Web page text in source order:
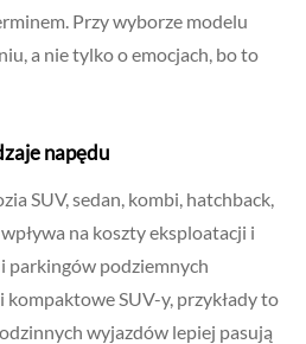
Przy wyborze modelu
a nie tylko o emocjach, bo to
napędu
SUV, sedan, kombi, hatchback,
na koszty eksploatacji i
parkingów podziemnych
kompaktowe SUV-y, przykłady to
wyjazdów lepiej pasują